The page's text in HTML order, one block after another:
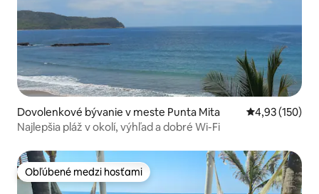
Dovolenkové bývanie v meste Punta Mita Priemerné
4,93 (150)
Najlepšia pláž v okolí, výhľad a dobré Wi-Fi
Obľúbené medzi hosťami
Obľúbené medzi hosťami